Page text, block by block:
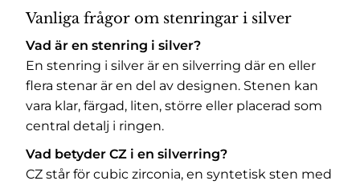
Vanliga frågor om stenringar i silver
Vad är en stenring i silver?
En stenring i silver är en silverring där en eller
flera stenar är en del av designen. Stenen kan
vara klar, färgad, liten, större eller placerad som
central detalj i ringen.
Vad betyder CZ i en silverring?
CZ står för cubic zirconia, en syntetisk sten med